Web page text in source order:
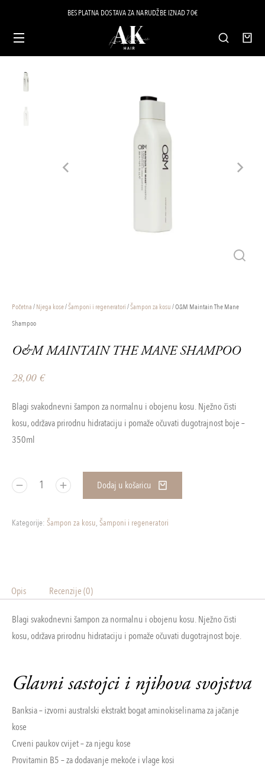
BESPLATNA DOSTAVA ZA NARUDŽBE IZNAD 70€
Početna/Njega kose/Šamponi i regeneratori/Šampon za kosu/ O&M Maintain The Mane
Shampoo
O&M MAINTAIN THE MANE SHAMPOO
28,00 €
Blagi svakodnevni šampon za normalnu i obojenu kosu. Nježno čisti
kosu, održava prirodnu hidrataciju i pomaže očuvati dugotrajnost boje –
350ml
Dodaj u košaricu
Kategorije: Šampon za kosu, Šamponi i regeneratori
Opis Recenzije (0)
Blagi svakodnevni šampon za normalnu i obojenu kosu. Nježno čisti
kosu, održava prirodnu hidrataciju i pomaže očuvati dugotrajnost boje.
Glavni sastojci i njihova svojstva
Banksia – izvorni australski ekstrakt bogat aminokiselinama za jačanje
kose
Crveni paukov cvijet – za njegu kose
Provitamin B5 – za dodavanje mekoće i vlage kosi